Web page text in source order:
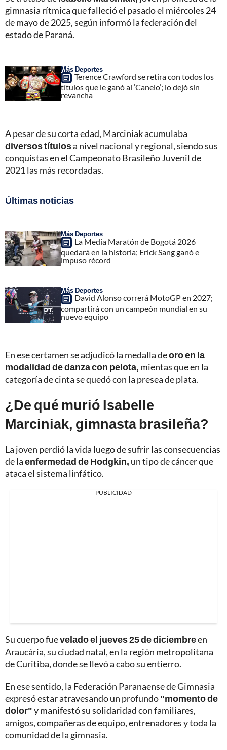
gimnasia rítmica que falleció el pasado el miércoles 24
de mayo de 2025, según informó la federación del
estado de Paraná.
Más Deportes
Terence Crawford se retira con todos los
títulos que le ganó al ‘Canelo’; lo dejó sin
revancha
A pesar de su corta edad, Marciniak acumulaba
diversos títulosa nivel nacional y regional, siendo sus
conquistas en el Campeonato Brasileño Juvenil de
2021 las más recordadas.
Últimas noticias
Más Deportes
La Media Maratón de Bogotá 2026
quedará en la historia; Erick Sang ganó e
impuso récord
Más Deportes
David Alonso correrá MotoGP en 2027;
compartirá con un campeón mundial en su
nuevo equipo
En ese certamen se adjudicó la medalla deoro en la
modalidad de danza con pelota, mientas que en la
categoría de cinta se quedó con la presea de plata.
¿De qué murió Isabelle
Marciniak, gimnasta brasileña?
La joven perdió la vida luego de sufrir las consecuencias
de laenfermedad de Hodgkin, un tipo de cáncer que
ataca el sistema linfático.
PUBLICIDAD
Su cuerpo fuevelado el jueves 25 de diciembreen
Araucária, su ciudad natal, en la región metropolitana
de Curitiba, donde se llevó a cabo su entierro.
En ese sentido, la Federación Paranaense de Gimnasia
expresó estar atravesando un profundo"momento de
dolor"y manifestó su solidaridad con familiares,
amigos, compañeras de equipo, entrenadores y toda la
comunidad de la gimnasia.